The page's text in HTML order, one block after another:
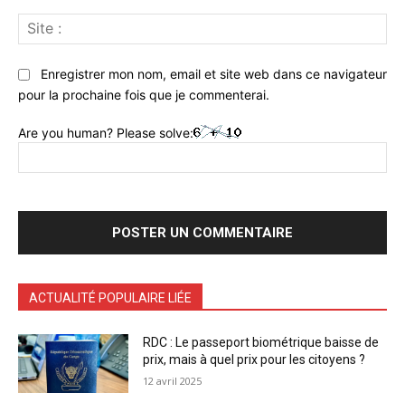
:
Enregistrer mon nom, email et site web dans ce navigateur
pour la prochaine fois que je commenterai.
Are you human? Please solve:
ACTUALITÉ POPULAIRE LIÉE
RDC : Le passeport biométrique baisse de
prix, mais à quel prix pour les citoyens ?
12 avril 2025